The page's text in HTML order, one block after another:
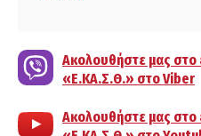
Ακολουθήστε μας στο
«Ε.ΚΑ.Σ.Θ.» στο Viber
Ακολουθήστε μας στο